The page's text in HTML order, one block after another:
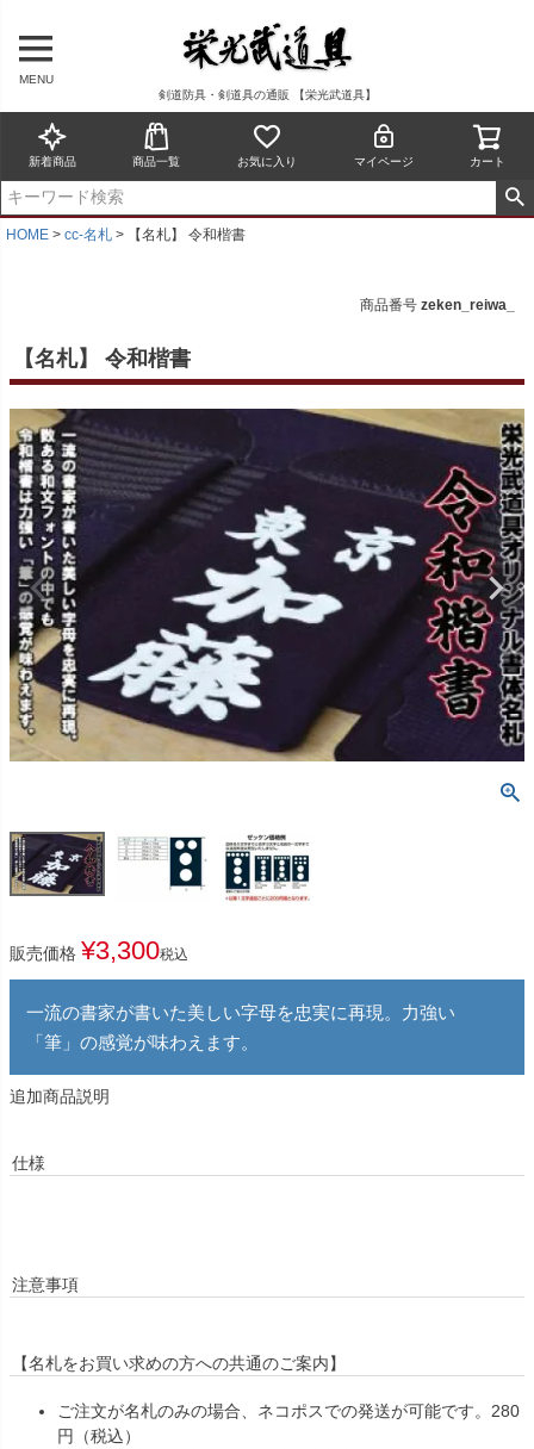
剣道防具・剣道具の通販 【栄光武道具】
MENU
新着商品 商品一覧 お気に入り マイページ カート
HOME cc-名札 【名札】 令和楷書
商品番号 zeken_reiwa_
【名札】 令和楷書
販売価格 ¥3,300税込
一流の書家が書いた美しい字母を忠実に再現。力強い
「筆」の感覚が味わえます。
追加商品説明
仕様
注意事項
【名札をお買い求めの方への共通のご案内】
ご注文が名札のみの場合、ネコポスでの発送が可能です。280
円（税込）